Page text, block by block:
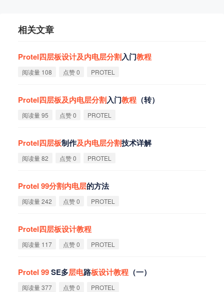
相关文章
Protel四层板设计及内电层分割入门教程
阅读量 108 点赞 0 PROTEL
Protel四层板及内电层分割入门教程 （转）
阅读量 95 点赞 0 PROTEL
Protel四层板制作及内电层分割技术详解
阅读量 82 点赞 0 PROTEL
Protel 99分割内电层的方法
阅读量 242 点赞 0 PROTEL
Protel四层板设计教程
阅读量 117 点赞 0 PROTEL
Protel 99SE多层电路板设计教程 （一）
阅读量 377 点赞 0 PROTEL